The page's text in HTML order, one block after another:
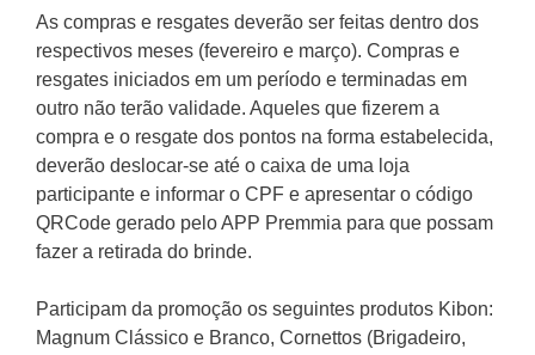
As compras e resgates deverão ser feitas dentro dos
respectivos meses (fevereiro e março). Compras e
resgates iniciados em um período e terminadas em
outro não terão validade. Aqueles que fizerem a
compra e o resgate dos pontos na forma estabelecida,
deverão deslocar-se até o caixa de uma loja
participante e informar o CPF e apresentar o código
QRCode gerado pelo APP Premmia para que possam
fazer a retirada do brinde.
Participam da promoção os seguintes produtos Kibon:
Magnum Clássico e Branco, Cornettos (Brigadeiro,